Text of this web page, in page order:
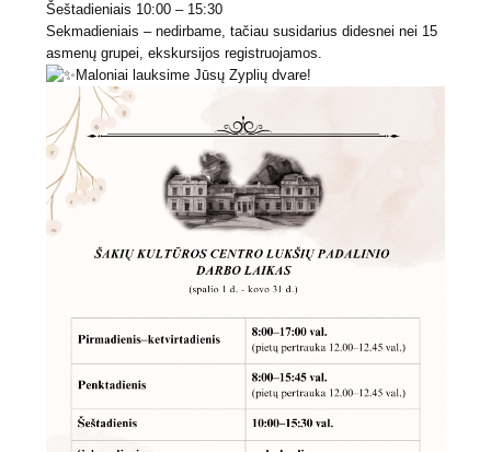
Šeštadieniais 10:00 – 15:30
Sekmadieniais – nedirbame, tačiau susidarius didesnei nei 15
asmenų grupei, ekskursijos registruojamos.
Maloniai lauksime Jūsų Zyplių dvare!